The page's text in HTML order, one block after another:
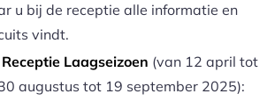
u bij de receptie alle informatie en
vindt.
Laagseizoen (van 12 april tot
augustus tot 19 september 2025):